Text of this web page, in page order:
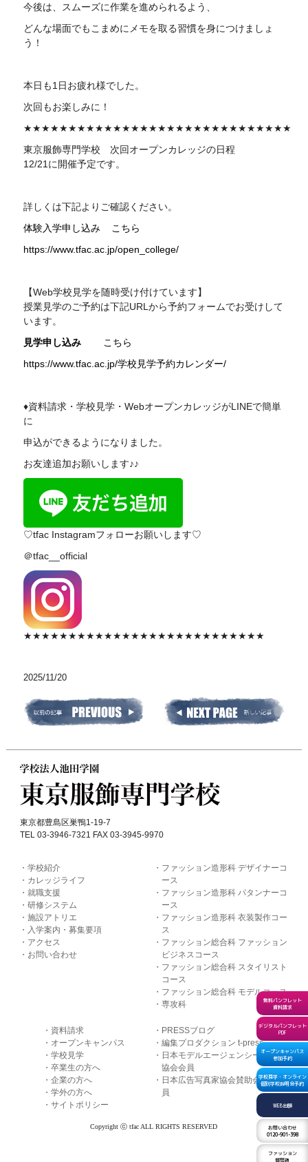
今後は、スムーズに作業を進められるよう、
どんな場面でもこまめにメモを取る習慣を身につけましょ
う！
本日も1日お疲れ様でした。
次回もお楽しみに！
★★★★★★★★★★★★★★★★★★★★★★★★★★★★★★
東京服飾専門学校 次回 オープンカレッジの日程
12/21に開催予定です。
詳しくは下記よりご確認ください。
体験入学申し込み
こちら
https://www.tfac.ac.jp/open_college/
【Web学校見学を随時受け付けています】
授業見学のご予約は下記URL から予約フォームでお受けして
います。
見学申し込み
こちら
https://www.tfac.ac.jp/学校見学予約カレンダー/
♦資料請求・学校見学・WebオープンカレッジがLINEで簡単
に
申込ができるようになりました。
お友達追加お願いします♪♪
♡tfac Instagramフォローお願いします♡
＠tfac__official
★★★★★★★★★★★★★★★★★★★★★★★★★★★
2025/11/20
東京都豊島区巣鴨1-19-7
TEL 03-3946-7321 FAX 03-3945-9970
学校紹介
カレッジライフ
就職支援
研修システム
施設アトリエ
入学案内・募集要項
アクセス
お問い合わせ
ファッション造形科 デザイナーコ
ース
ファッション造形科 パタンナーコ
ース
ファッション造形科 衣装製作コー
ス
ファッション総合科 ファッション
ビジネスコース
ファッション総合科 スタイリスト
コース
ファッション総合科 モデルコース
専攻科
資料請求
オープンキャンパス
学校見学
卒業生の方へ
企業の方へ
学外の方へ
サイトポリシー
PRESSブログ
編集プロダクション t-press
日本モデルエージェンシー
協会会員
日本広告写真家協会賛助会
員
Copyright ⓒ tfac ALL RIGHTS RESERVED
無料パンフレット
資料請求
デジタルパンフレット
PDF
オープンキャンパス
参加予約
学校見学・オンライン
個別学校説明会予約
WEB出願
お問い合わせ
0120-901-398
ファッション
質問箱